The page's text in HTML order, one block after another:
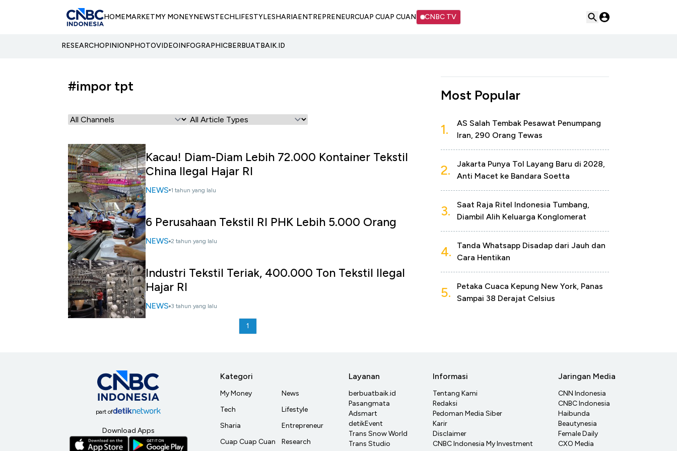
HOMEMARKETMY MONEYNEWSTECHLIFESTYLESHARIAENTREPRENEURCUAP CUAP CUAN CNBC TV
RESEARCHOPINIONPHOTOVIDEOINFOGRAPHICBERBUATBAIK.ID
#impor tpt
Kacau! Diam-Diam Lebih 72.000 Kontainer Tekstil
China Ilegal Hajar RI
NEWS 1 tahun yang lalu
6 Perusahaan Tekstil RI PHK Lebih 5.000 Orang
NEWS 2 tahun yang lalu
Industri Tekstil Teriak, 400.000 Ton Tekstil Ilegal
Hajar RI
NEWS 3 tahun yang lalu
1
Most Popular
1.
AS Salah Tembak Pesawat Penumpang
Iran, 290 Orang Tewas
2.
Jakarta Punya Tol Layang Baru di 2028,
Anti Macet ke Bandara Soetta
3.
Saat Raja Ritel Indonesia Tumbang,
Diambil Alih Keluarga Konglomerat
4.
Tanda Whatsapp Disadap dari Jauh dan
Cara Hentikan
5.
Petaka Cuaca Kepung New York, Panas
Sampai 38 Derajat Celsius
part of
Download Apps
Kategori
My Money
Tech
Sharia
Cuap Cuap Cuan
News
Lifestyle
Entrepreneur
Research
Layanan
berbuatbaik.id
Pasangmata
Adsmart
detikEvent
Trans Snow World
Trans Studio
Informasi
Tentang Kami
Redaksi
Pedoman Media Siber
Karir
Disclaimer
CNBC Indonesia My Investment
Jaringan Media
CNN Indonesia
CNBC Indonesia
Haibunda
Beautynesia
Female Daily
CXO Media